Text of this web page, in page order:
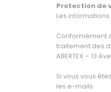
Protection de
Les
Conformément
traitement des
ABERTEX – 13
Si vous vous
les e-mails.